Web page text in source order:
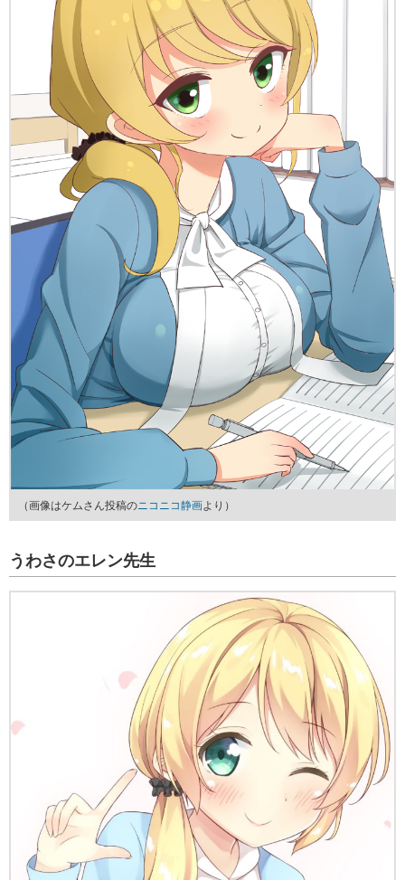
（画像はケムさん投稿のニコニコ静画より）
うわさのエレン先生